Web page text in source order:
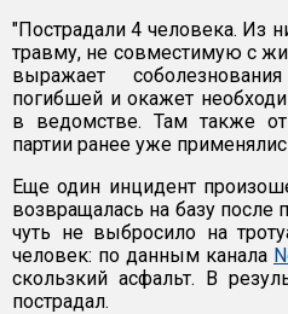
"Пострадали 4 человека. Из
травму, не совместимую с
выражает
погибшей и окажет
в ведомстве. Там также
партии ранее уже
Еще один инцидент
возвращалась на базу после
чуть не выбросило на
человек: по данным канала
скользкий асфальт. В
пострадал.